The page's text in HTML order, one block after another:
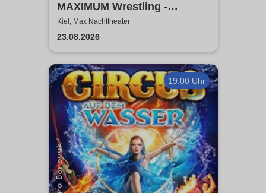
MAXIMUM Wrestling -
Küstenkeilerei '26
Kiel, Max Nachttheater
23.08.2026
19:00 Uhr